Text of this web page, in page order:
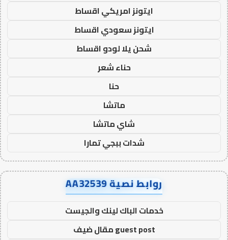
ايتونز امريكي اقساط
ايتونز سعودي اقساط
شحن يلا لودو اقساط
حناء شعر
حنا
ماتشا
شاي ماتشا
شدات ببجي تمارا
روابط نصية AA32539
خدمات الباك لينك والجيست
guest post مقال ضيف